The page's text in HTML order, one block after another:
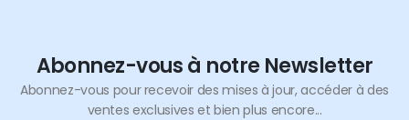
Abonnez-vous à notre Newsletter
Abonnez-vous pour recevoir des mises à jour, accéder à des
ventes exclusives et bien plus encore...